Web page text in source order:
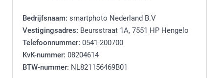
Bedrijfsnaam: smartphoto Nederland B.V
Vestigingsadres: Beursstraat 1A, 7551 HP Hengelo
Telefoonnummer: 0541-200700
KvK-nummer: 08204614
BTW-nummer: NL821156469B01